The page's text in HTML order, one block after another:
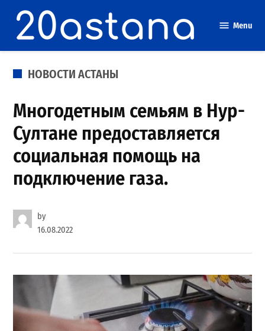
content
Menu
POSTED
НОВОСТИ АСТАНЫ
Многодетным семьям в Нур-
Султане предоставляется
социальная помощь на
подключение газа.
by
16.08.2022